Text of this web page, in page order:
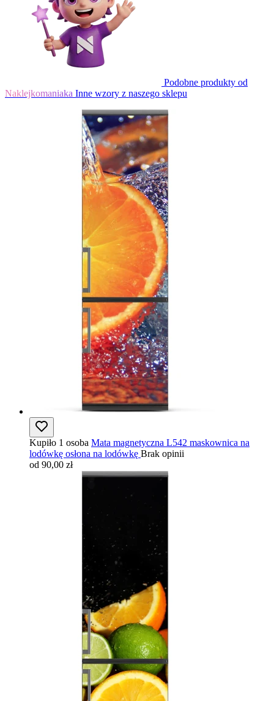
Podobne produkty od
Naklejkomaniaka Inne wzory z naszego sklepu
Kupiło 1 osoba Mata magnetyczna L542 maskownica na
lodówkę osłona na lodówkę Brak opinii
od 90,00 zł